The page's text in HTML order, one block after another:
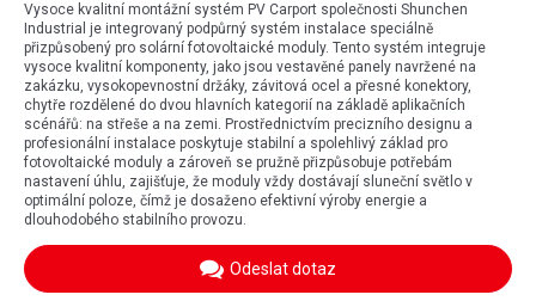
Vysoce kvalitní montážní systém PV Carport společnosti Shunchen
Industrial je integrovaný podpůrný systém instalace speciálně
přizpůsobený pro solární fotovoltaické moduly. Tento systém integruje
vysoce kvalitní komponenty, jako jsou vestavěné panely navržené na
zakázku, vysokopevnostní držáky, závitová ocel a přesné konektory,
chytře rozdělené do dvou hlavních kategorií na základě aplikačních
scénářů: na střeše a na zemi. Prostřednictvím precizního designu a
profesionální instalace poskytuje stabilní a spolehlivý základ pro
fotovoltaické moduly a zároveň se pružně přizpůsobuje potřebám
nastavení úhlu, zajišťuje, že moduly vždy dostávají sluneční světlo v
optimální poloze, čímž je dosaženo efektivní výroby energie a
dlouhodobého stabilního provozu.
Odeslat dotaz